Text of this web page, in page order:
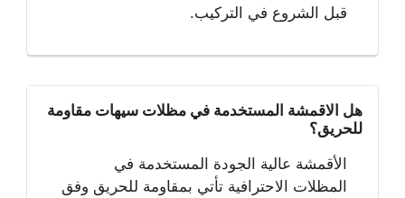
قبل الشروع في التركيب.
هل الاقمشة المستخدمة في مظلات سيهات مقاومة
للحريق؟
الأقمشة عالية الجودة المستخدمة في
المظلات الاحترافية تأتي بمقاومة للحريق وفق